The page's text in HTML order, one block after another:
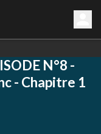
N°8 -
- Chapitre 1